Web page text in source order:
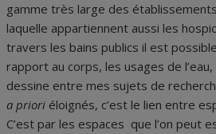
gamme très large des
laquelle appartiennent aussi les
travers les bains publics il est possible
rapport au corps, les usages de
dessine entre mes sujets de
a priori éloignés, c’est le lien entre
C’est par les espaces que l’on peut